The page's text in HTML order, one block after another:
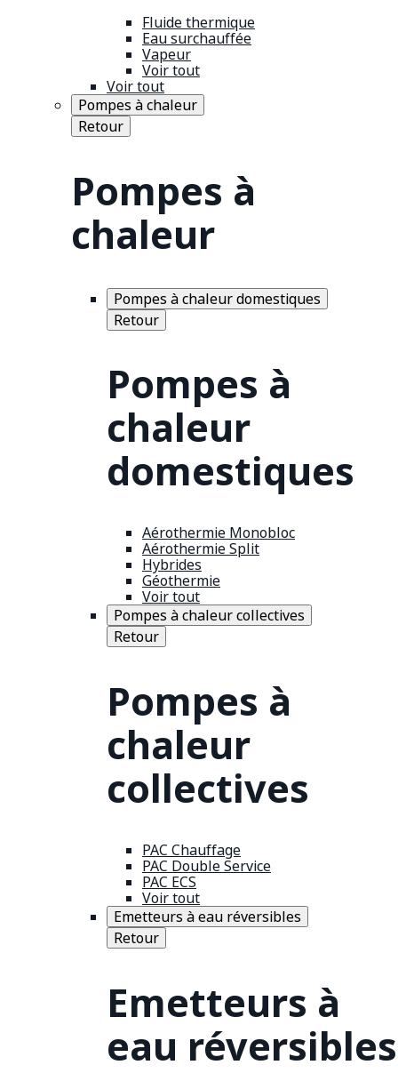
Fluide thermique
Eau surchauffée
Vapeur
Voir tout
Voir tout
Pompes à chaleur
Retour
Pompes à
chaleur
Pompes à chaleur domestiques
Retour
Pompes à
chaleur
domestiques
Aérothermie Monobloc
Aérothermie Split
Hybrides
Géothermie
Voir tout
Pompes à chaleur collectives
Retour
Pompes à
chaleur
collectives
PAC Chauffage
PAC Double Service
PAC ECS
Voir tout
Emetteurs à eau réversibles
Retour
Emetteurs à
eau réversibles